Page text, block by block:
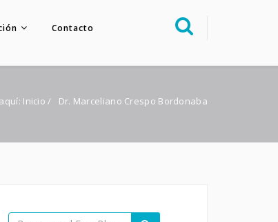
Contacto
Multimedia
Foro FacoElche
Inicio / Dr. Marceliano Crespo Bordonaba